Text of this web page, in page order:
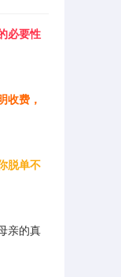
必要性
收费，
脱单不
亲的真